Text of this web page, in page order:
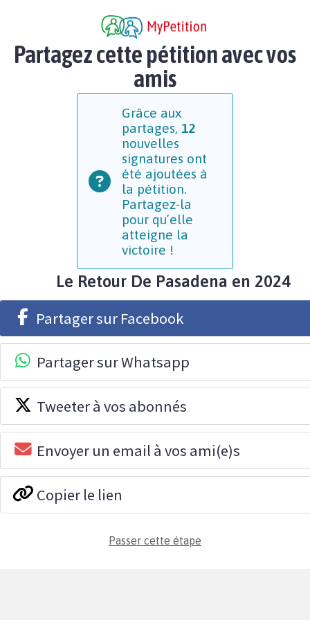
Partagez cette pétition avec vos
amis
Grâce aux
partages, 12
nouvelles
signatures ont
été ajoutées à
la pétition.
Partagez-la
pour qu’elle
atteigne la
victoire !
Le Retour De Pasadena en 2024
Partager sur Facebook
Partager sur Whatsapp
Tweeter à vos abonnés
Envoyer un email à vos ami(e)s
Copier le lien
Passer cette étape